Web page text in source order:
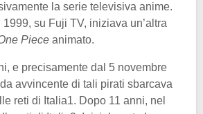
la serie televisiva anime.
su Fuji TV, iniziava un’altra
Piece animato.
e precisamente dal 5 novembre
avvincente di tali pirati sbarcava
reti di Italia1. Dopo 11 anni, nel